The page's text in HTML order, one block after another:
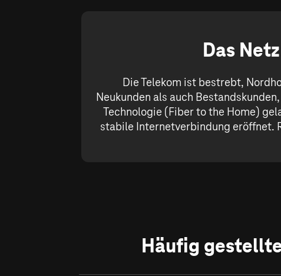
Das
Die Telekom ist bestrebt,
Neukunden als auch
Technologie (Fiber to the Home)
stabile Internetverbindung eröffnet.
Häufig